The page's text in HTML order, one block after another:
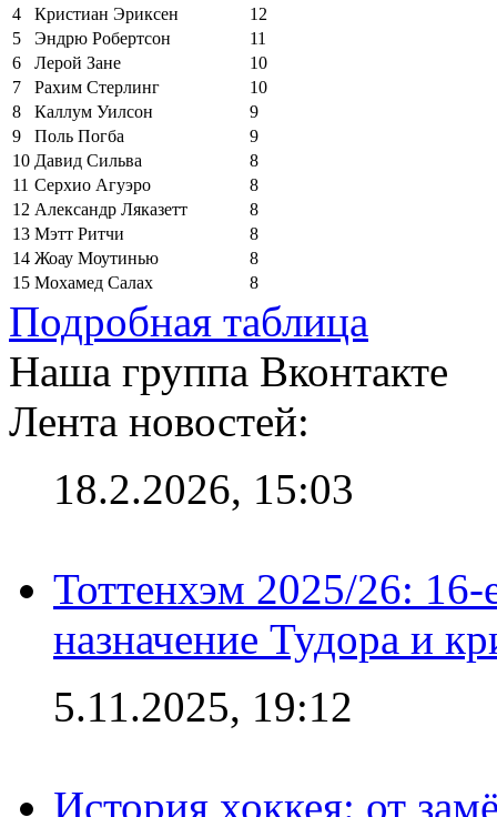
4
Кристиан Эриксен
12
5
Эндрю Робертсон
11
6
Лерой Зане
10
7
Рахим Стерлинг
10
8
Каллум Уилсон
9
9
Поль Погба
9
10 Давид Сильва
8
11 Серхио Агуэро
8
12 Александр Ляказетт
8
13 Мэтт Ритчи
8
14 Жоау Моутинью
8
15 Мохамед Салах 8
Подробная таблица
Наша группа Вконтакте
Лента новостей:
18.2.2026, 15:03
Тоттенхэм 2025/26:
назначение Тудора и
5.11.2025, 19:12
История хоккея: от